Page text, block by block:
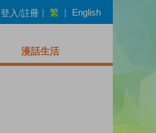
登入/註冊 | 繁 | English
漫話生活